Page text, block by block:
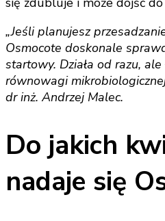
„Jeśli planujesz
Osmocote doskonale
startowy. Działa od razu,
równowagi
dr inż. Andrzej Malec.
Do jakich
nadaje się